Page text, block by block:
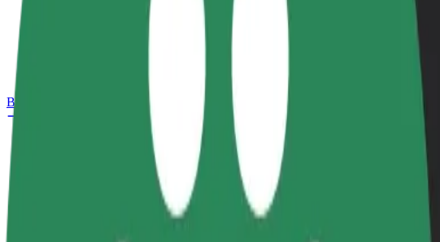
Bolt Plus
როგორ გავხდე გამომწერი